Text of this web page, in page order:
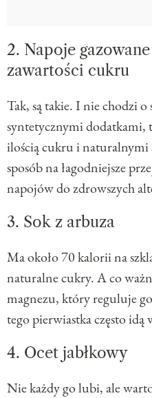
2. Napoje
zawartości cukru
Tak, są takie. I nie chodzi o
syntetycznymi dodatkami,
ilością cukru i naturalnymi
sposób na łagodniejsze
napojów do zdrowszych
3. Sok z arbuza
Ma około 70 kalorii na
naturalne cukry. A co
magnezu, który reguluje
tego pierwiastka często idą
4. Ocet jabłkowy
Nie każdy go lubi, ale